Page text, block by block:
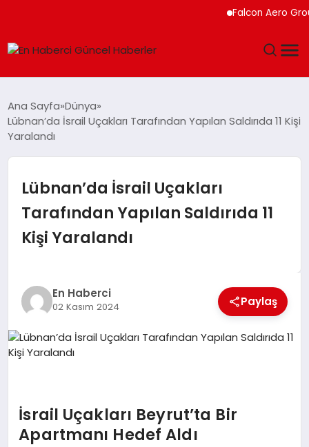
Falcon Aero Group,
SPOR
MAGAZIN
EKONOMI
EĞITIM
Ana Sayfa Dünya
Lübnan’da İsrail Uçakları Tarafından Yapılan Saldırıda 11 Kişi
Yaralandı
Lübnan’da İsrail Uçakları
Tarafından Yapılan Saldırıda 11
Kişi Yaralandı
En Haberci
02 Kasım 2024 Paylaş
İsrail Uçakları Beyrut’ta Bir
Apartmanı Hedef Aldı